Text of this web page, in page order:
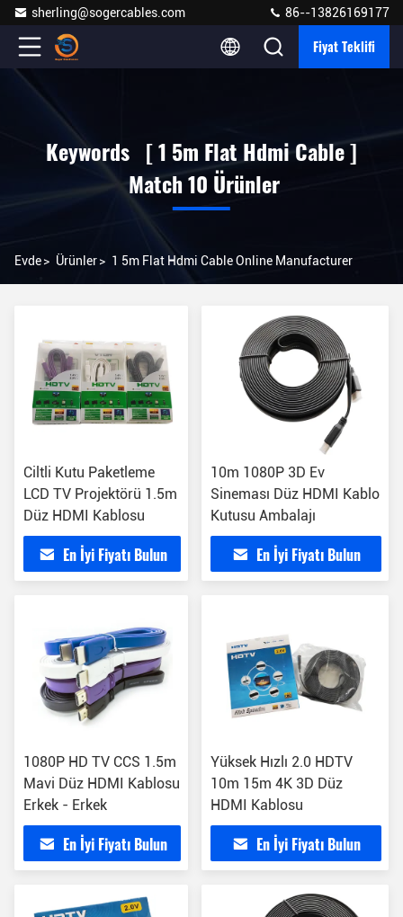
sherling@sogercables.com 86--13826169177
Fiyat Teklifi
Keywords [ 1 5m Flat Hdmi Cable ]
Match 10 Ürünler
Evde> Ürünler> 1 5m Flat Hdmi Cable Online Manufacturer
Ciltli Kutu Paketleme
LCD TV Projektörü 1.5m
Düz HDMI Kablosu
En İyi Fiyatı Bulun
10m 1080P 3D Ev
Sineması Düz ​​HDMI Kablo
Kutusu Ambalajı
En İyi Fiyatı Bulun
1080P HD TV CCS 1.5m
Mavi Düz HDMI Kablosu
Erkek - Erkek
En İyi Fiyatı Bulun
Yüksek Hızlı 2.0 HDTV
10m 15m 4K 3D Düz
HDMI Kablosu
En İyi Fiyatı Bulun